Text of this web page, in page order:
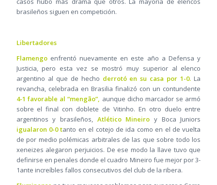
brasileños siguen en competición.
Libertadores
Flamengoenfrentó nuevamente en este año a Defensa y
Justicia, pero esta vez se mostró muy superior al elenco
argentino al que de hecho derrotó en su casa por 1-0. La
revancha, celebrada en Brasilia finalizó con un contundente
4-1 favorable al “mengão”, aunque dicho marcador se armó
sobre el final con doblete de Vitinho. En otro duelo entre
argentinos y brasileños, Atlético Mineiro y Boca Juniors
igualaron 0-0 tanto en el cotejo de ida como en el de vuelta
de por medio polémicas arbitrales de las que sobre todo los
xeneizes alegaron perjuicios. De ese modo la llave tuvo que
definirse en penales donde el cuadro Mineiro fue mejor por 3-
1ante increíbles fallos consecutivos del club de la ribera.